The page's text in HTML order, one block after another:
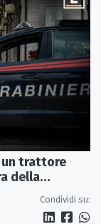
un trattore
della
Condividi su: